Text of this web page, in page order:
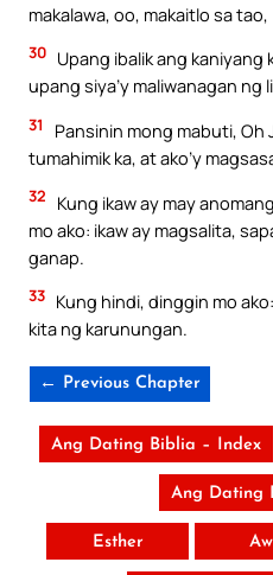
makalawa, oo, makaitlo sa tao,
30 Upang ibalik ang kaniyang
upang siya’y maliwanagan ng
31
Pansinin mong mabuti, Oh
tumahimik ka, at ako’y
32
Kung ikaw ay may
mo ako: ikaw ay magsalita,
ganap.
33 Kung hindi, dinggin mo
kita ng karunungan.
← Previous Chapter
Ang Dating Biblia – Index
Ang Dating
Esther